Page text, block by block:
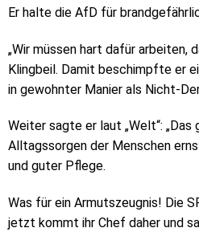
Er halte die AfD für
„Wir müssen hart dafür arbeiten,
Klingbeil. Damit beschimpfte er
in gewohnter Manier als Nicht-
Weiter sagte er laut „Welt“:
Alltagssorgen der Menschen
und guter Pflege.
Was für ein Armutszeugnis! Die
jetzt kommt ihr Chef daher und